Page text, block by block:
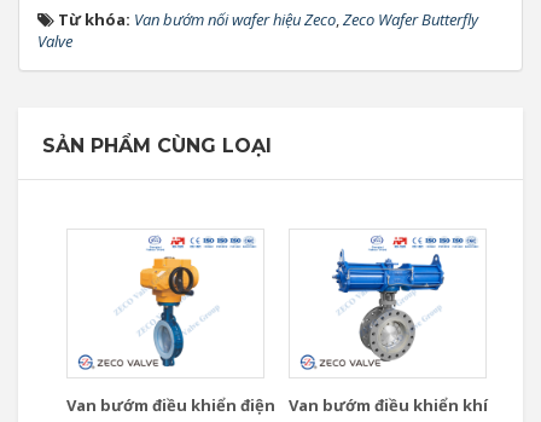
Từ khóa: Van bướm nối wafer hiệu Zeco,Zeco Wafer Butterfly
Valve
SẢN PHẨM CÙNG LOẠI
Van bướm điều khiển điện
Van bướm điều khiển khí